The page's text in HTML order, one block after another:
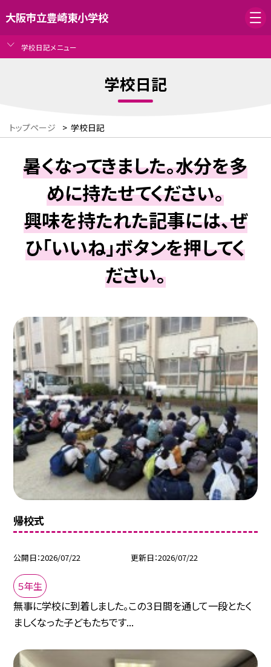
大阪市立豊崎東小学校
学校日記メニュー
学校日記
トップページ > 学校日記
暑くなってきました。水分を多
めに持たせてください。
興味を持たれた記事には、ぜ
ひ「いいね」ボタンを押してく
ださい。
帰校式
公開日 2026/07/22 更新日 2026/07/22
５年生
無事に学校に到着しました。この３日間を通して一段とたく
ましくなった子どもたちです...